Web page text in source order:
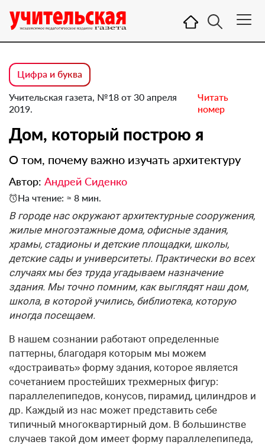
Цифра и буква
Учительская газета, №18 от 30 апреля
2019.
Читать
номер
Дом, который построю я
О том, почему важно изучать архитектуру
Автор: Андрей Сиденко
На чтение: ≈ 8 мин.
В городе нас окружают архитектурные сооружения,
жилые многоэтажные дома, офисные здания,
храмы, стадионы и детские площадки, школы,
детские сады и университеты. Практически во всех
случаях мы без труда угадываем назначение
здания. Мы точно помним, как выглядят наш дом,
школа, в которой учились, библиотека, которую
иногда посещаем.
В нашем сознании работают определенные
паттерны, благодаря которым мы можем
«достраивать» форму здания, которое является
сочетанием простейших трехмерных фигур:
параллелепипедов, конусов, пирамид, цилиндров и
др. Каждый из нас может представить себе
типичный многоквартирный дом. В большинстве
случаев такой дом имеет форму параллелепипеда,